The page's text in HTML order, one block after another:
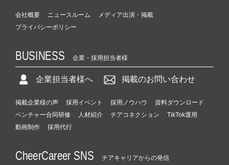
会社概要 ニュースルーム
メディア出演・掲載
プライバシーポリシー
BUSINESS 企業・採用担当者様
企業担当者様へ 掲載のお問い合わせ
掲載企業様の声 採用イベント 採用ノウハウ
資料ダウンロード
ベンチャー合同研修
人材紹介 チアコネクション
TikTok運用
動画制作
採用代行
CheerCareer SNS チアキャリアからの発信